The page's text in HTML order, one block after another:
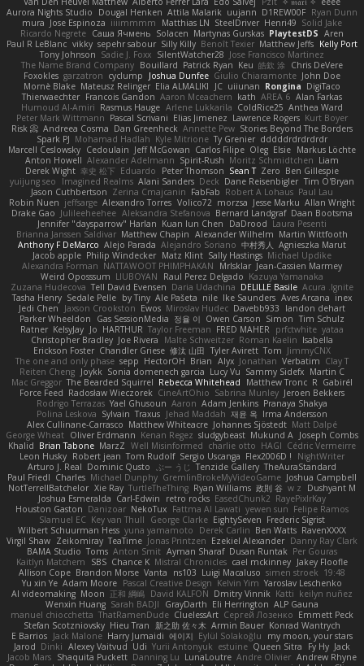
Aurora Nights Studio
Dougal Henken Attila Malarik uujann D1REW00F Ryan Dunn
mura Jose Espinoza iiiimmmm Matthias LN SteelDriver Henri49 Solid Jake
Ricardo Negrete Саша Ячмень Solacen Martynas Gurskas PlaytestDS Aren
Paul R LeBlanc vikky sepehr sabour Silly Killy Benoît Texier Matthew Jeffs Kelly Port
Tony Johnson Sadie J. Foxx SilentWatcher28 Jose Francisco Martinez
The Name Brand Company Bouillard Patrick Ryan Keu 皓欽 涂 Chris DeVere
Foxokles garzatron cyclump Joshua Dunfee Giulio Chiaramonte John Doe
Mornè Blake Mateusz Relinger Elia ALMALIKI JC uiiunan Rongina DigiTaco
Thierwaechter Francois Gandon Aaron Mceachern kath AREA 6 Alan Farkas
Humoud Al-Amiri Rasmus Hauge Arlene Lukkarila ColdRice25 Anthea Ward
Peter Mark Wittmann Pascal Scrivani Elias Jimenez Lawrence Rogers Kurt Boyer
Risk 📀 Andreea Cosma Dan Greenheck Annette Pew Stories Beyond The Borders
Spark PJ Mohamad Hadlah Kyle Mitrione Ty Grenier dddddrdrdrdrdr
Marcell Ceslowsky Cedoulain Jeff McGowan Carlos Filipe Oleg Elsie Markus Löchte
Anton Howell Alexander Adelmann Spirit-Rush Moritz Schmidtchen Liam
Derek Wight 幸史 松下 Eduardo Peter Thomson Sean T Zero Ben Gillespie
yuijung seo
Imagined Realms Alani Sanders Deck Dane Reisenbigler Tim O'Bryan
Jason Cuthbertson Zerina Cmajcanin FabFab Robert A Lohaus Paul Lau
Robin Nuen jeffsarge Alexandro Torres Volico72 morzsa Jesse Marku Allan Wright
Drake Gao Julileeheehee Aleksandra Stefanova Bernard Landgraf Daan Bootsma
Jennifer "daysparrow" Harlan Kuan lun Chen DaDrood Laura Pesenti
Brianna Janssen Saldivar Matthew Chapin Alexander Wilhelm Martin Wittfooth
Anthony F DeMarco Alejo Parada Alejandro Soriano 中村秀人
Agnieszka Marut
Jacob apple Philip Windecker Matz Klint Sally Hastings Michael Updike
Alexandra Forman NATTAWOOT PHIMPHAKAN MrIsklar Jean-Cassien Marmey
Weird Oposssum LIUBOYAN Raul Perez Delgado Kazuya Yamanaka
Zuzana Hudecova Tell David Evensen Daria Udachina DELILLE Basile Acura .Ignite
Tasha Henry Sedale Pelle by Tiny Ale Pašeta nile Ike Saunders Aves Arcana inex
Jedi Chen
Jaxson Crookston Ewos Miroslav Hudec Davebb933
landon dehart
Parker Wheeldon
Gas SessionMedia 정율 이 Owen Carson Simon Tim Schulz
Ratner KelsyJay Jo HARTHUR Taylor Freeman FRED MAHER prfctwhite yataa
Christopher Bradley Joe Rivera Malte Schweitzer Roman Kaelin Isabella
Erickson Foster Chandler Griese 修汰 山田 Tyler Avirett Tom JimmyCNX
The one and only phase sepp HectorOH Brian Alyx Jonathan Verbatim Clay T
Reiten Cheng Joykk Sonia domenech garcia Lucy Vu Sammy Sidefx Martin C
Mac Greggor The Bearded Squirrel Rebecca Whitehead Matthew Tronc R Gabirél
Force Feed Radosław Wieczorek CineArtOhio Sabrina Munley Jeroen Bekkers
Rodrigo Terrazas Yael Ghusoun Aaron Adam Jenkins Pranaya Shakya
Polina Leskova Sylvain Traxus Jehad Maddah 재윤 옥 Irma Andersson
Alex Cullinane-Carrasco Matthew Whiteacre Johannes Sjöstedt Matt Dalpé
George Wheat Oliver Erdmann Kenan Regez sludgybeast Mukund A Joseph Combs
Khalid Brian Tabone MarzZ Well Misinformed charlie otto HAGI Cédric Vermeirre
Leon Husky Robert jean Tom Rudolf Sergio Uscanga Flex2006D !
NightWriter
Arturo J. Real Dominic Qusto ぶー うじ Tenzide Gallery TheAuraStandard
Paul Friedl Charles Michael Dunphy GremlinBrokeMyVideoGame Joshua Campbell
NotTerrellBatchelor Xie Ray TurtleTheThing Ryan Williams 政則 谷 w z
Dushyant M
Joshua Esmeralda Carl-Edwin retro rocks EasedChunk2 RayePixlrKay
Houston Gaston Danizoar NekoTux Fattma Al Lawati yewen sun Felipe Ramos
Slamuel EC Key van Thull George Clarke EightySeven Frederic Sigrist
Wilbert Schuurman Hess yuna yamamoto Derek Carlin Ben Watts RavenXXXX
Virgil Shaw Zeikomiray TeaTime Jonas Printzen Ezekiel Alexander Danny Ray Clark
BAMA Studio Toms Anton Smit Ayman Sharaf Dusan Runtak Per Gouras
Kaitlyn Matchem
SBS Chance K Mistral Chronicles cael mckinney Jakey Floofle
Allison Cope Brandon Morse Vanta ns103 Luigi Macaluso simen stroek 19:48
Yu xin Ye Adam Moore Pascal Creative Design Kelvin Yim Yaroslav Leschenko
AI videomaking Moon 正和 綱嶋 David KALFON Dmitry Vinnik Katti keilyn nuñez
Wenxin Huang Sarah BADJI GrayDarth Eli Herrington ALP Gauna
manuel chiocchetta ThatRamenDude CluelessArt Cергей Лозенко Emmett Peck
Stefan Scotzniovsky Hieu Tran 新之助 佐々木 Armin Bauer Konrad Wantrych
E Barrios Jack Malone Harry Jumaidi 에이지 Eylül Solakoğlu
my moon, your stars
Jarod Dinki Alexey Vaitvud Udi Yurii Antonyuk estuine Queen Sitra Fy Hy Jack
Jacob Mars Shaquita Puckett Danning Lu LunaLoutre Andre Olivier Andrew Rhyne